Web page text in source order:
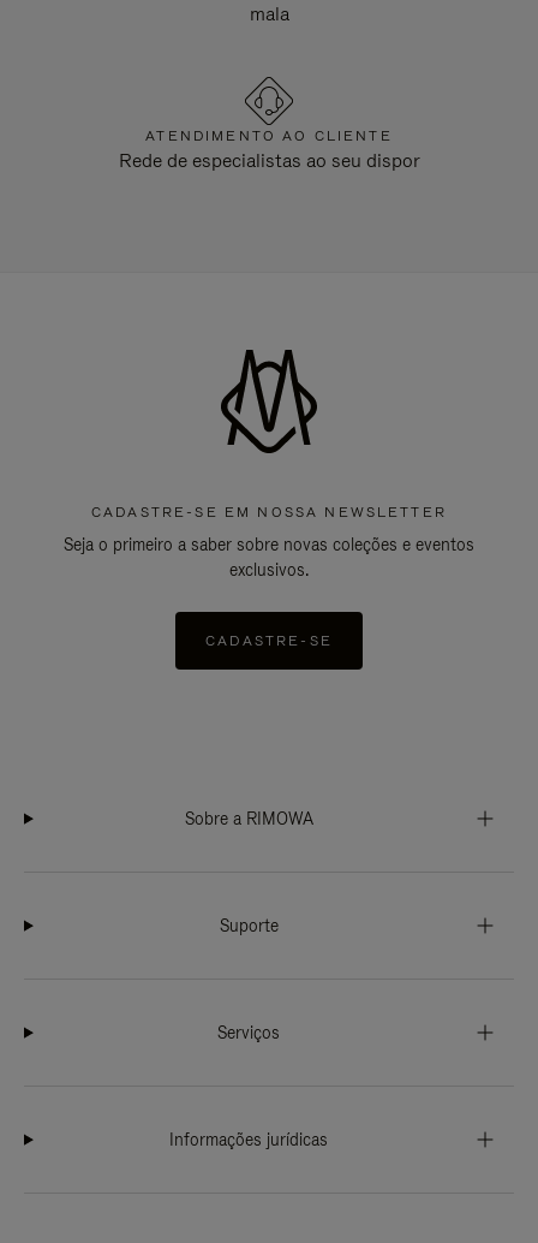
mala
ATENDIMENTO AO CLIENTE
Rede de especialistas ao seu dispor
CADASTRE-SE EM NOSSA NEWSLETTER
Seja o primeiro a saber sobre novas coleções e eventos
exclusivos.
CADASTRE-SE
Sobre a RIMOWA
Suporte
Serviços
Informações jurídicas